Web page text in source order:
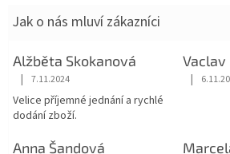
Jak o nás mluví zákazníci
Alžběta Skokanová
Hodnocení obchodu je 5 z 5 hvězdiček.
| 7.11.2024
Velice příjemné jednání a rychlé
dodání zboží.
Vaclav
|
Anna Šandová